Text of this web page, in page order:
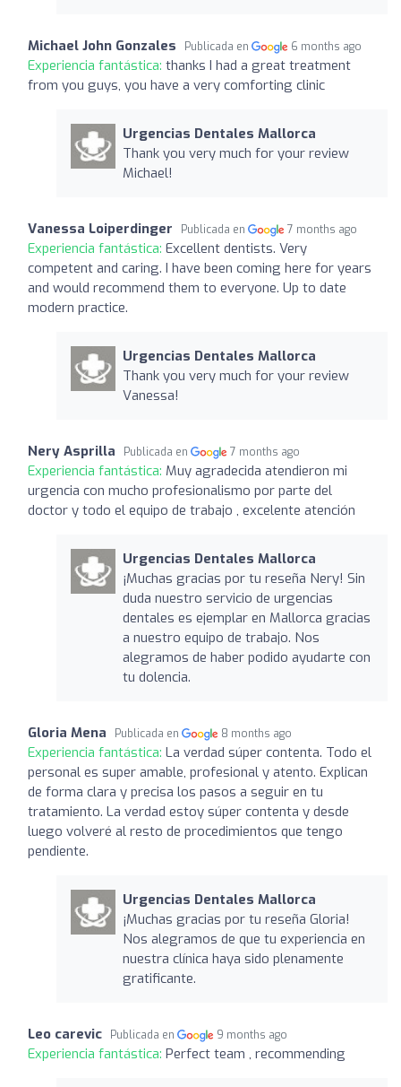
Michael John Gonzales Publicada en 6 months ago
Experiencia fantástica: thanks I had a great treatment
from you guys, you have a very comforting clinic
Urgencias Dentales Mallorca
Thank you very much for your review
Michael!
Vanessa Loiperdinger Publicada en 7 months ago
Experiencia fantástica: Excellent dentists. Very
competent and caring. I have been coming here for years
and would recommend them to everyone. Up to date
modern practice.
Urgencias Dentales Mallorca
Thank you very much for your review
Vanessa!
Nery Asprilla Publicada en 7 months ago
Experiencia fantástica: Muy agradecida atendieron mi
urgencia con mucho profesionalismo por parte del
doctor y todo el equipo de trabajo , excelente atención
Urgencias Dentales Mallorca
¡Muchas gracias por tu reseña Nery! Sin
duda nuestro servicio de urgencias
dentales es ejemplar en Mallorca gracias
a nuestro equipo de trabajo. Nos
alegramos de haber podido ayudarte con
tu dolencia.
Gloria Mena Publicada en 8 months ago
Experiencia fantástica: La verdad súper contenta. Todo el
personal es super amable, profesional y atento. Explican
de forma clara y precisa los pasos a seguir en tu
tratamiento. La verdad estoy súper contenta y desde
luego volveré al resto de procedimientos que tengo
pendiente.
Urgencias Dentales Mallorca
¡Muchas gracias por tu reseña Gloria!
Nos alegramos de que tu experiencia en
nuestra clínica haya sido plenamente
gratificante.
Leo carevic Publicada en 9 months ago
Experiencia fantástica: Perfect team , recommending